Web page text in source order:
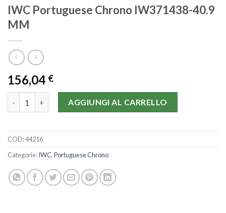
IWC Portuguese Chrono IW371438-40.9
MM
156,04 €
AGGIUNGI AL CARRELLO
COD:44216
Categorie:IWC,Portuguese Chrono